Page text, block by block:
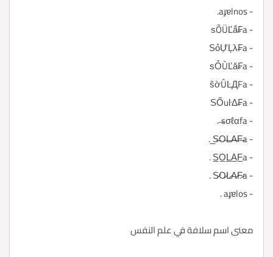
- aɟɐlnos.
- ѕÕÜĽắ₣a
- ЅỏỰĻλ₣a
- ѕỎÙĽă₣a
- ŝờÛĿДFa
- ЅỐuŀΔ₣a
- sσℓαfa ̶.
- S̶O̶L̶A̶F̶a ̲.
- S̲O̲L̲A̲F̲a .
- S̷O̷L̷A̷F̷a .
- aɟɐlos .
معنى اسم سلافة في علم النفس